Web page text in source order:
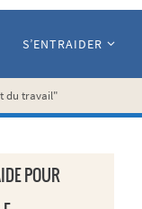
S’ENTRAIDER
du travail"
POUR